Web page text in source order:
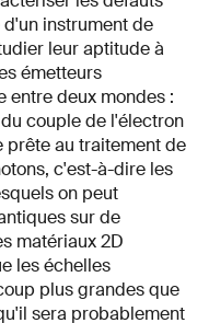
instrument de
leur aptitude à
émetteurs
entre deux mondes :
couple de l'électron
prête au traitement de
c'est-à-dire les
on peut
sur de
matériaux 2D
les échelles
plus grandes que
sera probablement